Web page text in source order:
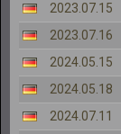
2023.07.15
2023.07.16
2024.05.15
2024.05.18
2024.07.11